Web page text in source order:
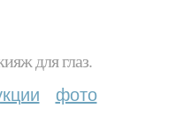
для глаз.
фото